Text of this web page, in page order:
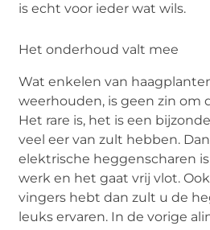
is echt voor ieder watwils.
Het onderhoud valt mee
Wat enkelen van
weerhouden, is geen zin om
Het rare is, het is een
veel eer van zult hebben.
elektrische heggenscharen
werk en het gaat vrij vlot.
vingers hebt dan zult u de
leuks ervaren. In de vorige